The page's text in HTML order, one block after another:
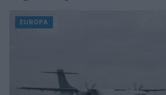
EUROPA